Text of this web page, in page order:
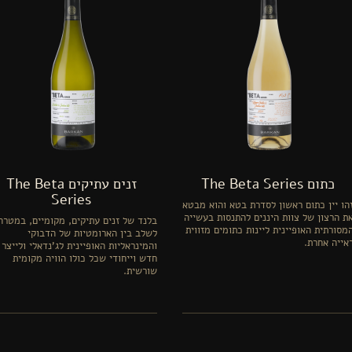
כתום The Beta Series
יין כתום ראשון לסדרת בטא והוא מבטא
הרצון של צוות היננים להתנסות בעשייה
האופיינית ליינות כתומים מזווית
אחרת.
זנים עתיקים The Beta
Series
בלנד של זנים עתיקים, מקומיים,
לשלב בין הארומטיות של הדבוקי
והמינראליות האופיינית לג'נדאלי ולייצר
חדש וייחודי שכל כולו הוויה מקומית
שורשית.